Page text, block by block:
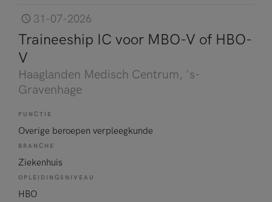
31-07-2026
Traineeship IC voor MBO-V of HBO-
V
Haaglanden Medisch Centrum, 's-
Gravenhage
FUNCTIE
Overige beroepen verpleegkunde
BRANCHE
Ziekenhuis
OPLEIDINGSNIVEAU
HBO